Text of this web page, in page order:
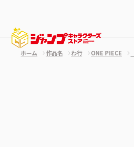
ホーム 作品名 わ行 ONE PIECE